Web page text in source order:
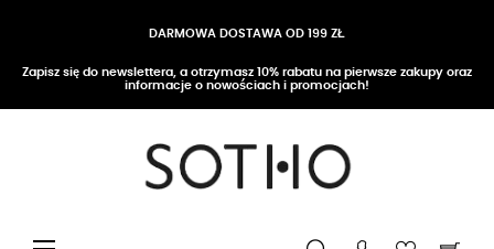
DARMOWA DOSTAWA OD 199 ZŁ
Zapisz się do newslettera, a otrzymasz 10% rabatu na pierwsze zakupy oraz
informacje o nowościach i promocjach!